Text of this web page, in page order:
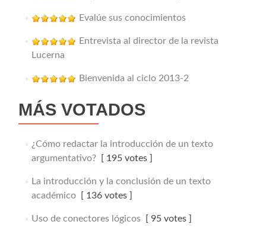
Evalúe sus conocimientos
Entrevista al director de la revista
Lucerna
Bienvenida al ciclo 2013-2
MÁS VOTADOS
¿Cómo redactar la introducción de un texto
argumentativo?[ 195 votes ]
La introducción y la conclusión de un texto
académico[ 136 votes ]
Uso de conectores lógicos[ 95 votes ]